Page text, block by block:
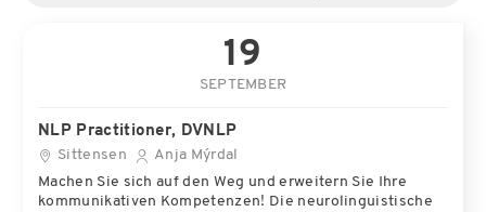
19
SEPTEMBER
NLP Practitioner, DVNLP
Sittensen
Anja Mýrdal
Machen Sie sich auf den Weg und erweitern Sie Ihre
kommunikativen Kompetenzen! Die neurolinguistische